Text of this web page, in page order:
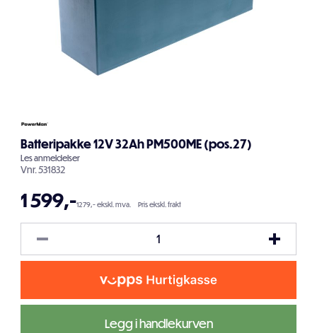
Batteripakke 12V 32Ah PM500ME (pos.27)
Lesanmeldelser
Vnr.531832
1 599,-1279,- ekskl. mva. Pris ekskl. frakt
Legg i handlekurven